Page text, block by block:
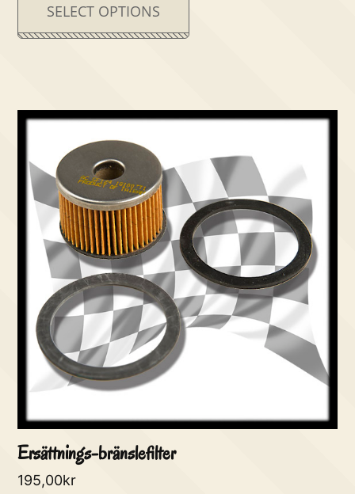
SELECT OPTIONS
Ersättnings-bränslefilter
195,00kr